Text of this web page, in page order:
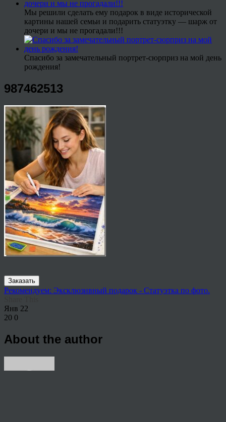
Мы решили сделать ему подарок в виде исторической
картины нашей семьи и подарить статуэтку — шарж от
дочери и мы не прогадали!!!
Спасибо за замечательный портрет-сюрприз на мой день
рождения!
987462513
Заказать
Рекомендуем: Эксклюзивный подарок - Статуэтка по фото.
Янв 22
20 0
About the author